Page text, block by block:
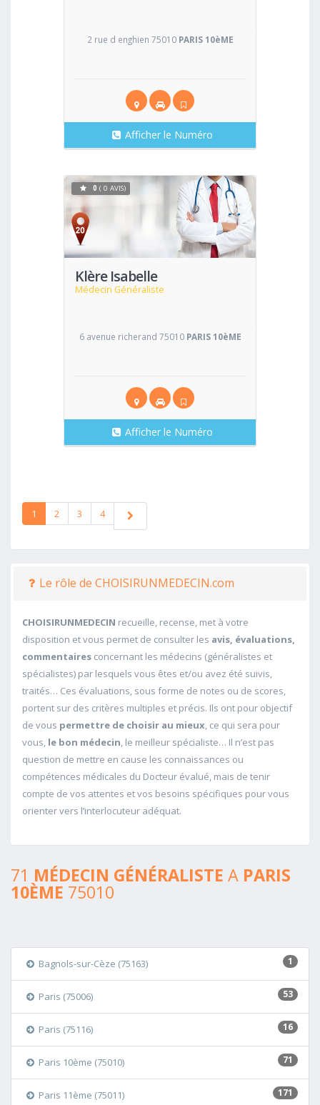
2 rue d enghien 75010 PARIS 10èME
Afficher le Numéro
Klère Isabelle
Médecin Généraliste
Voir
0 ( 0 AVIS)
6 avenue richerand 75010 PARIS 10èME
Afficher le Numéro
1 2 3 4
Le rôle de CHOISIRUNMEDECIN.com
CHOISIRUNMEDECIN recueille, recense, met à votre
disposition et vous permet de consulter les avis, évaluations,
commentaires concernant les médecins (généralistes et
spécialistes) par lesquels vous êtes et/ou avez été suivis,
traités… Ces évaluations, sous forme de notes ou de scores,
portent sur des critères multiples et précis. Ils ont pour objectif
de vous permettre de choisir au mieux, ce qui sera pour
vous, le bon médecin, le meilleur spécialiste… Il n’est pas
question de mettre en cause les connaissances ou
compétences médicales du Docteur évalué, mais de tenir
compte de vos attentes et vos besoins spécifiques pour vous
orienter vers l’interlocuteur adéquat.
71 MÉDECIN GÉNÉRALISTE A PARIS
10ÈME 75010
1
Bagnols-sur-Cèze (75163)
53
Paris (75006)
16
Paris (75116)
71
Paris 10ème (75010)
171
Paris 11ème (75011)